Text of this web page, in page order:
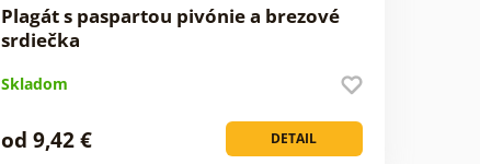
Plagát s paspartou pivónie a brezové
srdiečka
Skladom
DETAIL
od 9,42 €